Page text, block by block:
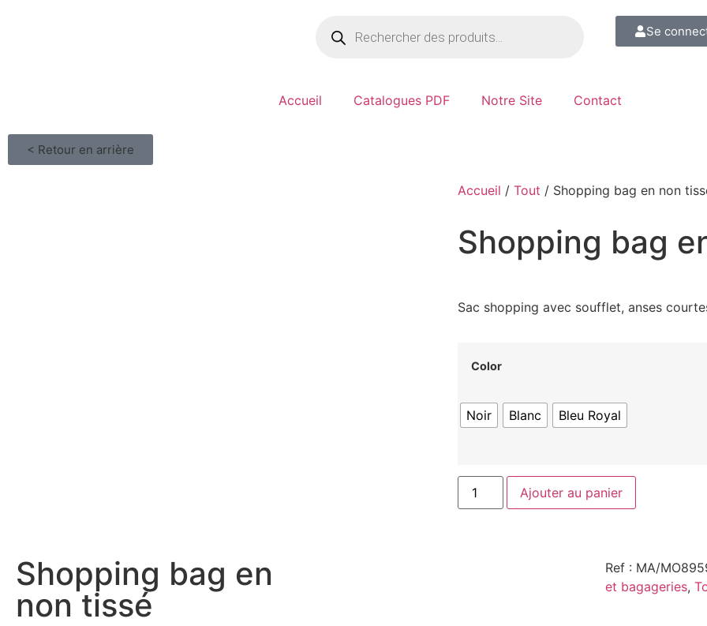
Se
Accueil Catalogues PDF Notre Site Contact
< Retour en arrière
Accueil / Tout / Shopping bag en non
Shopping bag
Sac shopping avec soufflet, anses
Color
Noir Blanc Bleu Royal
Ajouter au panier
Shopping bag en
non tissé
Ref : MA/
et bagageries,